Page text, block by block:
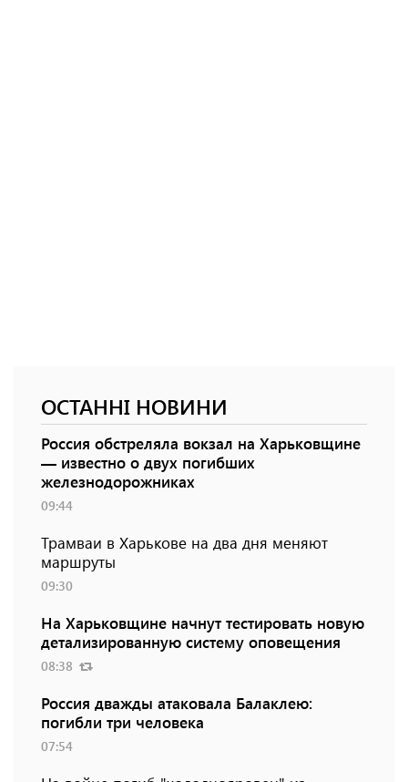
ОСТАННІ НОВИНИ
Россия обстреляла вокзал на Харьковщине
— известно о двух погибших
железнодорожниках
09:44
Трамваи в Харькове на два дня меняют
маршруты
09:30
На Харьковщине начнут тестировать новую
детализированную систему оповещения
08:38
Россия дважды атаковала Балаклею:
погибли три человека
07:54